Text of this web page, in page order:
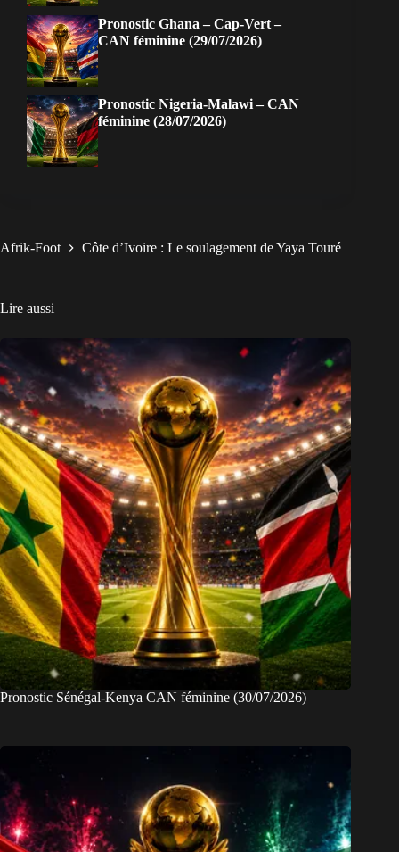
Pronostic Ghana – Cap-Vert –
CAN féminine (29/07/2026)
Pronostic Nigeria-Malawi – CAN
féminine (28/07/2026)
Afrik-Foot Côte d’Ivoire : Le soulagement de Yaya Touré
Lire aussi
Pronostic Sénégal-Kenya CAN féminine (30/07/2026)